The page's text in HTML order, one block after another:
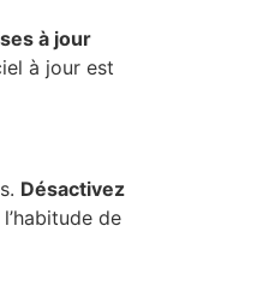
à jour
à jour est
Désactivez
de